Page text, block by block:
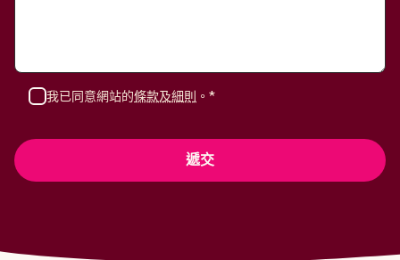
我已同意網站的條款及細則 。*